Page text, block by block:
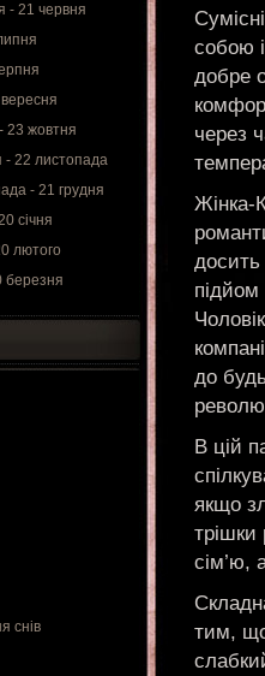
- 21 червня
23 жовтня
- 22 листопада
- 21 грудня
січня
лютого
березня
снів
собою
добре
через
Жінка-
досить
до
В цій
якщо
сім’ю,
тим, що